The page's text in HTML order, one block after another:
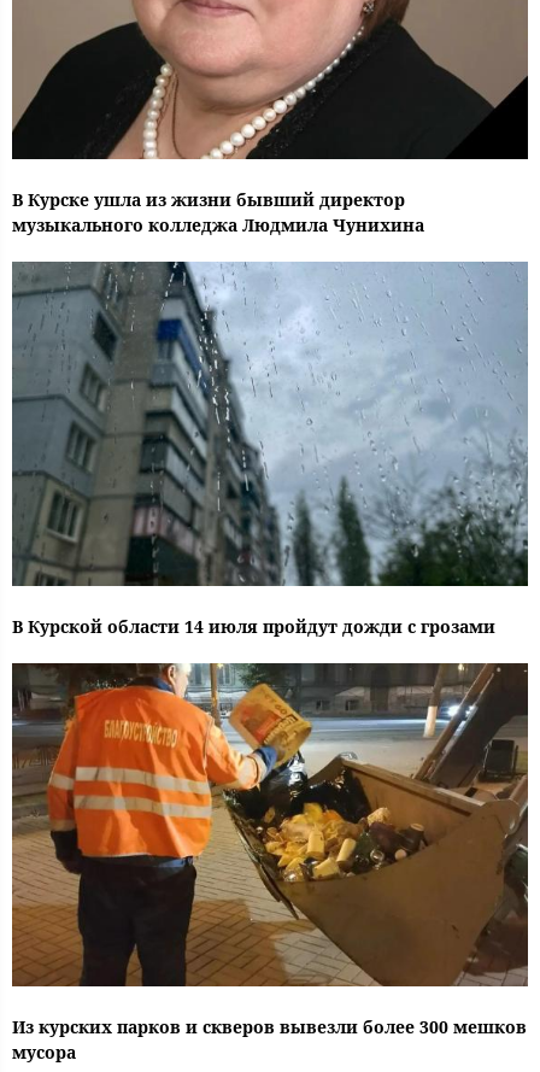
В Курске ушла из жизни бывший директор
музыкального колледжа Людмила Чунихина
В Курской области 14 июля пройдут дожди с грозами
Из курских парков и скверов вывезли более 300 мешков
мусора